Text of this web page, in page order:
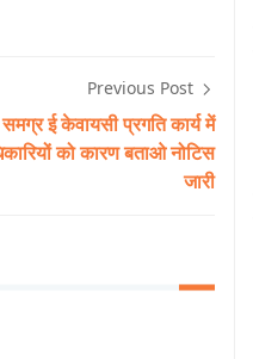
Previous Post
ई केवायसी प्रगति कार्य में
को कारण बताओ नोटिस
जारी